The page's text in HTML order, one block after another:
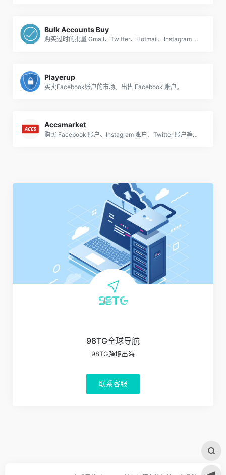
Bulk Accounts Buy
购买过时的批量 Gmail、Twitter、Hotmail、Instagram 等账户 [已通过电话验证]
Playerup
买卖Facebook账户的市场。出售 Facebook 账户。
Accsmarket
购买 Facebook 账户、Instagram 账户、Twitter 账户等！批量和高龄社交媒体账户。高质量！
98TG全球导航
98TG跨境出海
联系客服